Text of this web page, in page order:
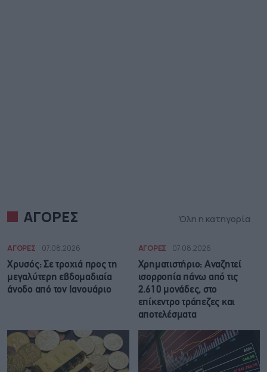
ΑΓΟΡΕΣ Όλη η κατηγορία
ΑΓΟΡΕΣ 07.08.2026
Χρυσός: Σε τροχιά προς τη
μεγαλύτερη εβδομαδιαία
άνοδο από τον Ιανουάριο
ΑΓΟΡΕΣ 07.08.2026
Χρηματιστήριο: Αναζητεί
ισορροπία πάνω από τις
2.610 μονάδες, στο
επίκεντρο τράπεζες και
αποτελέσματα